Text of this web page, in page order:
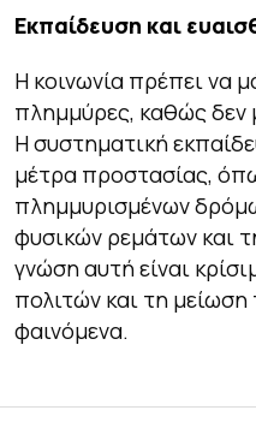
Εκπαίδευση και
Η κοινωνία πρέπει να
πλημμύρες, καθώς δεν
Η συστηματική
μέτρα προστασίας,
πλημμυρισμένων
φυσικών ρεμάτων και
γνώση αυτή είναι
πολιτών και τη
φαινόμενα.